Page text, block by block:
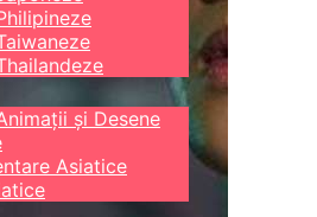
și Desene
Asiatice